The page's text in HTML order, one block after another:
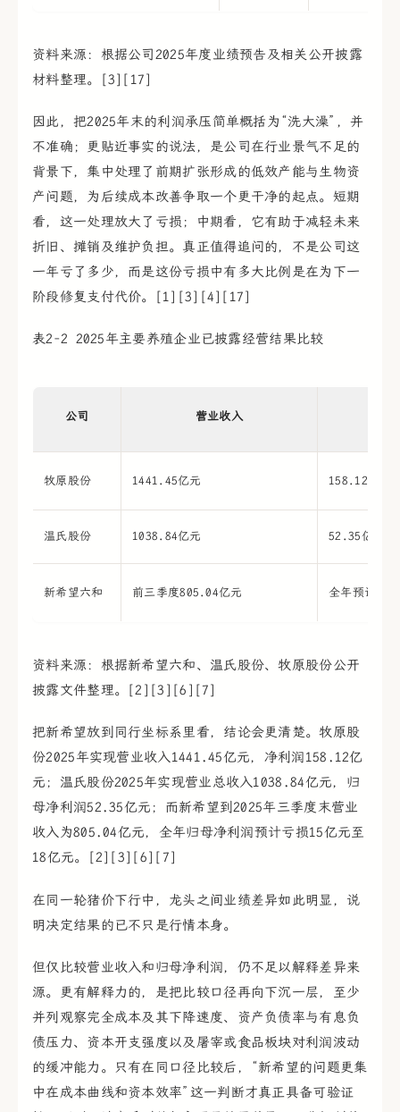
资料来源：根据公司2025年度业绩预告及相关公开披露
材料整理。[3][17]
因此，把2025年末的利润承压简单概括为“洗大澡”，并
不准确；更贴近事实的说法，是公司在行业景气不足的
背景下，集中处理了前期扩张形成的低效产能与生物资
产问题，为后续成本改善争取一个更干净的起点。短期
看，这一处理放大了亏损；中期看，它有助于减轻未来
折旧、摊销及维护负担。真正值得追问的，不是公司这
一年亏了多少，而是这份亏损中有多大比例是在为下一
阶段修复支付代价。[1][3][4][17]
表2-2 2025年主要养殖企业已披露经营结果比较
公司 营业收入
牧原股份 1441.45亿元 158.12亿元
温氏股份 1038.84亿元 52.35亿元
新希望六和 前三季度805.04亿元 全年预计-15
资料来源：根据新希望六和、温氏股份、牧原股份公开
披露文件整理。[2][3][6][7]
把新希望放到同行坐标系里看，结论会更清楚。牧原股
份2025年实现营业收入1441.45亿元，净利润158.12亿
元；温氏股份2025年实现营业总收入1038.84亿元，归
母净利润52.35亿元；而新希望到2025年三季度末营业
收入为805.04亿元，全年归母净利润预计亏损15亿元至
18亿元。[2][3][6][7]
在同一轮猪价下行中，龙头之间业绩差异如此明显，说
明决定结果的已不只是行情本身。
但仅比较营业收入和归母净利润，仍不足以解释差异来
源。更有解释力的，是把比较口径再向下沉一层，至少
并列观察完全成本及其下降速度、资产负债率与有息负
债压力、资本开支强度以及屠宰或食品板块对利润波动
的缓冲能力。只有在同口径比较后，“新希望的问题更集
中在成本曲线和资本效率”这一判断才真正具备可验证